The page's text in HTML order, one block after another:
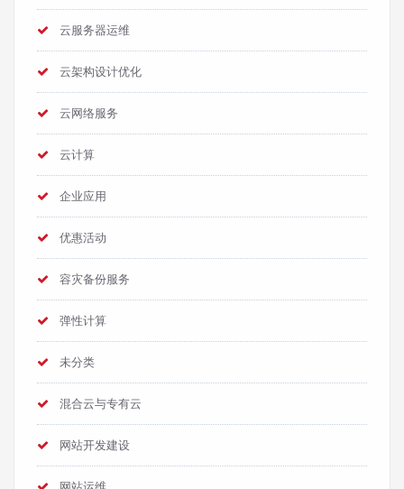
云服务器运维
云架构设计优化
云网络服务
云计算
企业应用
优惠活动
容灾备份服务
弹性计算
未分类
混合云与专有云
网站开发建设